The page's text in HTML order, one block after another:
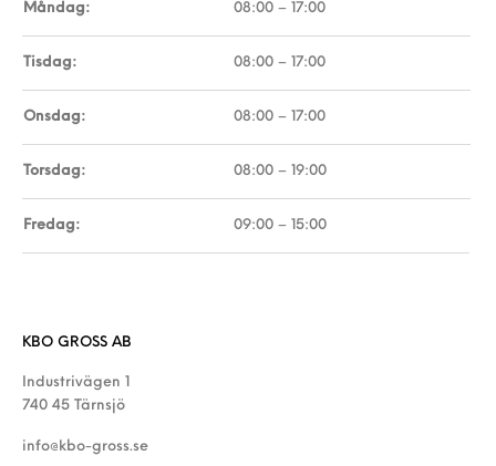
Måndag: 08:00 – 17:00
Tisdag: 08:00 – 17:00
Onsdag: 08:00 – 17:00
Torsdag: 08:00 – 19:00
Fredag: 09:00 – 15:00
KBO GROSS AB
Industrivägen 1
740 45 Tärnsjö
info@kbo-gross.se